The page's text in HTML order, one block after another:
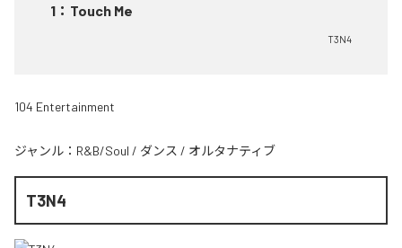
1 ： Touch Me
T3N4
104 Entertainment
ジャンル： R&B/Soul / ダンス / オルタナティブ
T3N4